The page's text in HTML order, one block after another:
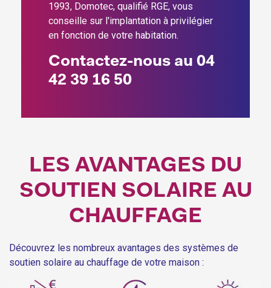
1993, Domotec, qualifié RGE, vous
conseille sur l'implantation à privilégier
en fonction de votre habitation.
Contactez-nous au 04
42 39 16 50
LES AVANTAGES DU
SOUTIEN SOLAIRE AU
CHAUFFAGE
Découvrez les nombreux avantages des systèmes de
soutien solaire au chauffage de votre maison :